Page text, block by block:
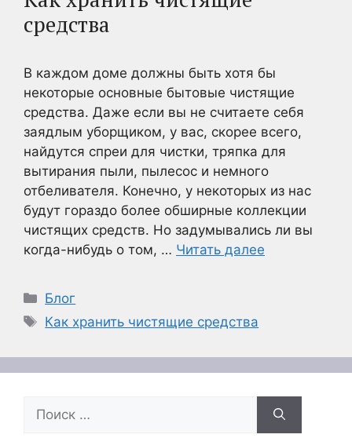
средства
В каждом доме должны быть хотя бы
некоторые основные бытовые чистящие
средства. Даже если вы не считаете себя
заядлым уборщиком, у вас, скорее всего,
найдутся спреи для чистки, тряпка для
вытирания пыли, пылесос и немного
отбеливателя. Конечно, у некоторых из нас
будут гораздо более обширные коллекции
чистящих средств. Но задумывались ли вы
когда-нибудь о том, … Читать далее
Рубрики
Блог
Метки
Как хранить чистящие средства
Поиск: